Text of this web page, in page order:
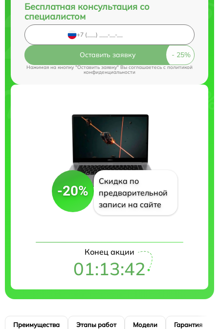
Бесплатная консультация со
специалистом
Оставить заявку
Нажимая на кнопку "Оставить заявку" Вы соглашаетесь cполитикой
конфиденциальности
-20%
Скидка по
предварительной
записи на сайте
Конец акции
01:13:41
Преимущества Этапы работ Модели Гарантия